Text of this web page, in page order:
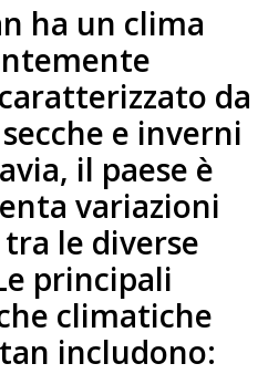
ha un clima
da
e inverni
il paese è
variazioni
le diverse
principali
climatiche
includono: